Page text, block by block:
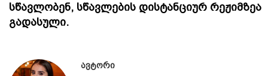
სწავლობენ, სწავლების დისტანციურ რეჟიმზეა
გადასული.
ავტორი